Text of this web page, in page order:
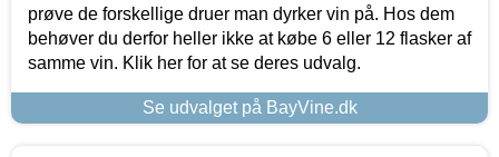
prøve de forskellige druer man dyrker vin på. Hos dem
behøver du derfor heller ikke at købe 6 eller 12 flasker af
samme vin. Klik her for at se deres udvalg.
Se udvalget på BayVine.dk